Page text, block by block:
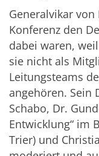
Generalvikar
Konferenz den
dabei waren,
sie nicht als
Leitungsteams
angehören. Sein
Schabo, Dr.
Entwicklung“ im
Trier) und